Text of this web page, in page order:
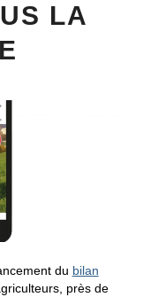
LA
du bilan
près de